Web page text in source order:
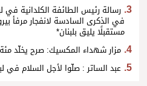
رسالة رئيس الطائفة الكلدانية في
في الذكرى السادسة لانفجار مرفأ
مستقبلًا يليق بلبنان*
مزار شهداء المكسيك: صرح يخلّد
عبد الساتر : صلّوا لأجل السلام في